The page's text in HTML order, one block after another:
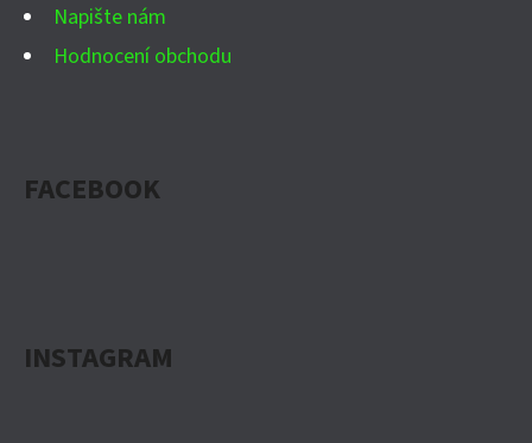
Napište nám
Hodnocení obchodu
FACEBOOK
INSTAGRAM